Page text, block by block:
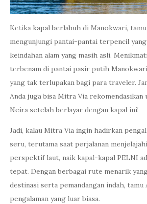
Ketika kapal berlabuh di Manokwari,
mengunjungi pantai-pantai terpencil
keindahan alam yang masih asli.
terbenam di pantai pasir putih
yang tak terlupakan bagi para traveler.
Anda juga bisa Mitra Via rekomendasikan
Neira setelah berlayar dengan kapal ini!
Jadi, kalau Mitra Via ingin hadirkan
seru, terutama saat perjalanan
perspektif laut, naik kapal-kapal PELNI
tepat. Dengan berbagai rute menarik
destinasi serta pemandangan indah, tamu
pengalaman yang luar biasa.